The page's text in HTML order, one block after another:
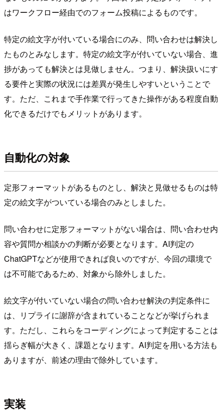
はワークフロー経由でのフォーム投稿によるものです。
特定の絵文字が付いている場合にのみ、問い合わせは解決し
たものとみなします。特定の絵文字が付いていない場合、進
捗があっても解決とは見做しません。つまり、解決扱いにす
る要件と実際の状況には差異が発生しやすいということで
す。ただ、これまで手作業で行ってきた操作がある程度自動
化できるだけでもメリットがあります。
自動化の対象
定形フォーマットがあるものとし、解決と見做せるものは特
定の絵文字がついている場合のみとしました。
問い合わせに定形フォーマットがない場合は、問い合わせ内
容や質問か相談かの判断が必要となります。AI判定の
ChatGPTなどが使用できれば良いのですが、今回の環境で
は不可能であるため、対象から除外しました。
絵文字が付いていない場合の問い合わせ解決の判定条件に
は、リプライに謝辞が含まれていることなどが挙げられま
す。ただし、これらをコーディングによって判定することは
揺らぎ幅が大きく、課題となります。AI判定を用いる方法も
ありますが、前述の理由で除外しています。
実装